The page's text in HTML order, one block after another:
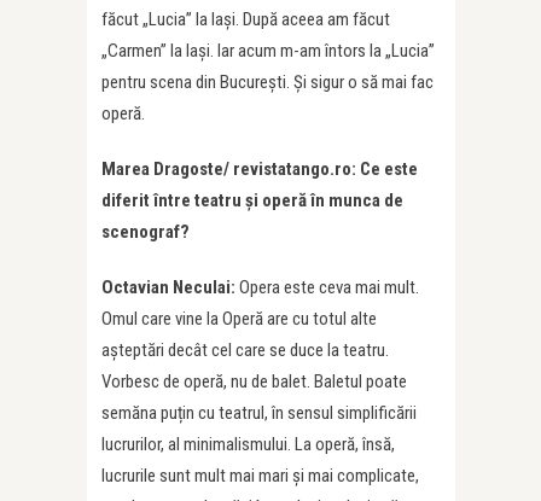
făcut „Lucia” la Iași. După aceea am făcut
„Carmen” la Iași. Iar acum m-am întors la „Lucia”
pentru scena din București. Și sigur o să mai fac
operă.
Marea Dragoste/ revistatango.ro: Ce este
diferit între teatru și operă în munca de
scenograf?
Octavian Neculai: Opera este ceva mai mult.
Omul care vine la Operă are cu totul alte
așteptări decât cel care se duce la teatru.
Vorbesc de operă, nu de balet. Baletul poate
semăna puțin cu teatrul, în sensul simplificării
lucrurilor, al minimalismului. La operă, însă,
lucrurile sunt mult mai mari și mai complicate,